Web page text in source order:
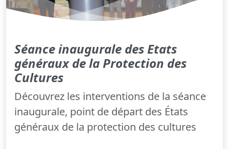
Séance inaugurale des Etats
généraux de la Protection des
Cultures
Découvrez les interventions de la séance
inaugurale, point de départ des États
généraux de la protection des cultures